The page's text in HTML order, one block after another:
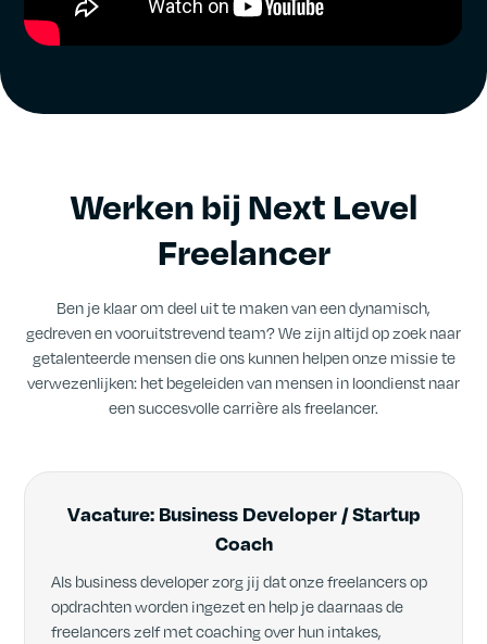
Werken bij Next Level
Freelancer
Ben je klaar om deel uit te maken van een dynamisch,
gedreven en vooruitstrevend team? We zijn altijd op zoek naar
getalenteerde mensen die ons kunnen helpen onze missie te
verwezenlijken: het begeleiden van mensen in loondienst naar
een succesvolle carrière als freelancer.
Vacature: Business Developer / Startup
Coach
Als business developer zorg jij dat onze freelancers op
opdrachten worden ingezet en help je daarnaas de
freelancers zelf met coaching over hun intakes,